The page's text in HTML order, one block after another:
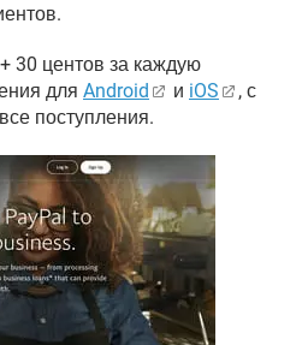
30 центов за каждую
для Android и iOS
, с
поступления.